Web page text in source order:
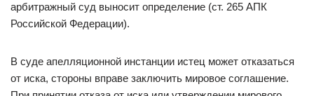
арбитражный суд выносит определение (ст. 265 АПК
Российской Федерации).
В суде апелляционной инстанции истец может отказаться
от иска, стороны вправе заключить мировое соглашение.